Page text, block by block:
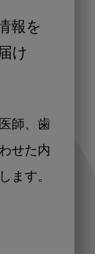
報を
け
師、歯
せた内
ます。